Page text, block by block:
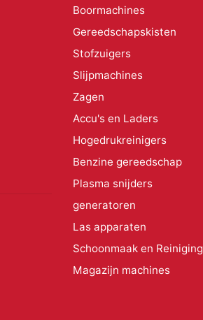
Boormachines
Gereedschapskisten
Stofzuigers
Slijpmachines
Zagen
Accu's en Laders
Hogedrukreinigers
Benzine gereedschap
Plasma snijders
generatoren
Las apparaten
Schoonmaak en Reiniging
Magazijn machines